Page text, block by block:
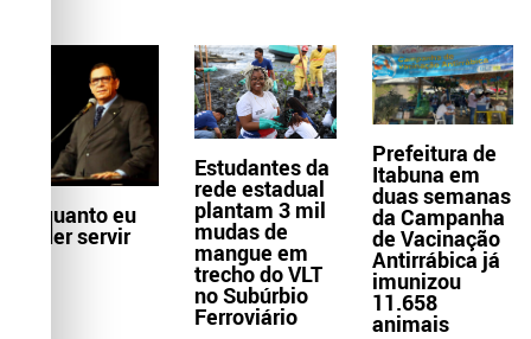
Enquanto eu
puder servir
Estudantes da
rede estadual
plantam 3 mil
mudas de
mangue em
trecho do VLT
no Subúrbio
Ferroviário
Prefeitura de
Itabuna em
duas semanas
da Campanha
de Vacinação
Antirrábica já
imunizou
11.658
animais